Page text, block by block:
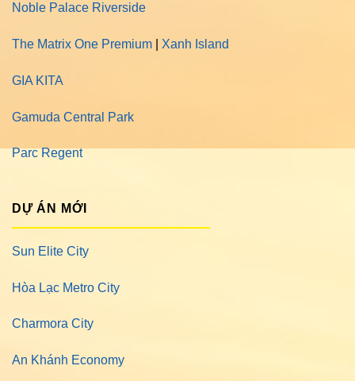
Noble Palace Riverside
The Matrix One Premium Xanh Island
GIA KITA
Gamuda Central Park
Parc Regent
DỰ ÁN MỚI
Sun Elite City
Hòa Lạc Metro City
Charmora City
An Khánh Economy